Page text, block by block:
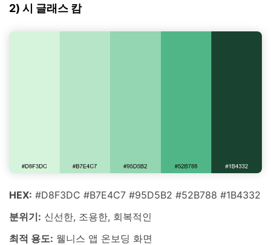
2) 시 글래스 캄
HEX: #D8F3DC #B7E4C7 #95D5B2 #52B788 #1B4332
분위기: 신선한, 조용한, 회복적인
최적 용도: 웰니스 앱 온보딩 화면